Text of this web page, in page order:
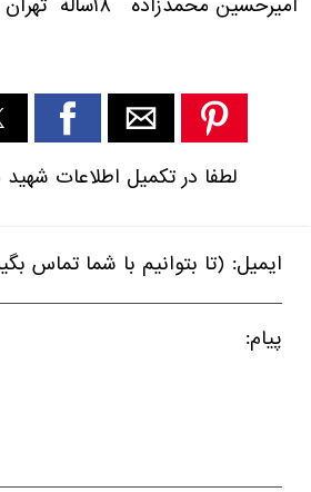
امیرحسین محمدزاده ۱۸ساله تهران
لطفا در تکمیل اطلاعات شهید
ایمیل: (تا بتوانیم با شما تماس
پیام: